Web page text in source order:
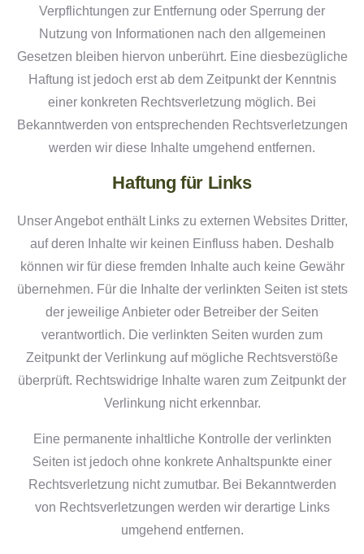
Verpflichtungen zur Entfernung oder Sperrung der
Nutzung von Informationen nach den allgemeinen
Gesetzen bleiben hiervon unberührt. Eine diesbezügliche
Haftung ist jedoch erst ab dem Zeitpunkt der Kenntnis
einer konkreten Rechtsverletzung möglich. Bei
Bekanntwerden von entsprechenden Rechtsverletzungen
werden wir diese Inhalte umgehend entfernen.
Haftung für Links
Unser Angebot enthält Links zu externen Websites Dritter,
auf deren Inhalte wir keinen Einfluss haben. Deshalb
können wir für diese fremden Inhalte auch keine Gewähr
übernehmen. Für die Inhalte der verlinkten Seiten ist stets
der jeweilige Anbieter oder Betreiber der Seiten
verantwortlich. Die verlinkten Seiten wurden zum
Zeitpunkt der Verlinkung auf mögliche Rechtsverstöße
überprüft. Rechtswidrige Inhalte waren zum Zeitpunkt der
Verlinkung nicht erkennbar.
Eine permanente inhaltliche Kontrolle der verlinkten
Seiten ist jedoch ohne konkrete Anhaltspunkte einer
Rechtsverletzung nicht zumutbar. Bei Bekanntwerden
von Rechtsverletzungen werden wir derartige Links
umgehend entfernen.